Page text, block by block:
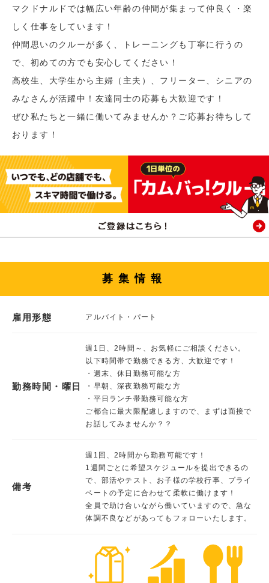
マクドナルドでは幅広い年齢の仲間が集まって仲良く・楽
しく仕事をしています！
仲間思いのクルーが多く、トレーニングも丁寧に行うの
で、初めての方でも安心してください！
高校生、大学生から主婦（主夫）、フリーター、シニアの
みなさんが活躍中！友達同士の応募も大歓迎です！
ぜひ私たちと一緒に働いてみませんか？ご応募お待ちして
おります！
募集情報
雇用形態 アルバイト・パート
勤務時間・曜日
週1日、2時間～、お気軽にご相談ください。
以下時間帯で勤務できる方、大歓迎です！
・週末、休日勤務可能な方
・早朝、深夜勤務可能な方
・平日ランチ帯勤務可能な方
ご都合に最大限配慮しますので、まずは面接で
お話してみませんか？？
備考
週1回、2時間から勤務可能です！
1週間ごとに希望スケジュールを提出できるの
で、部活やテスト、お子様の学校行事、プライ
ベートの予定に合わせて柔軟に働けます！
全員で助け合いながら働いていますので、急な
体調不良などがあってもフォローいたします。